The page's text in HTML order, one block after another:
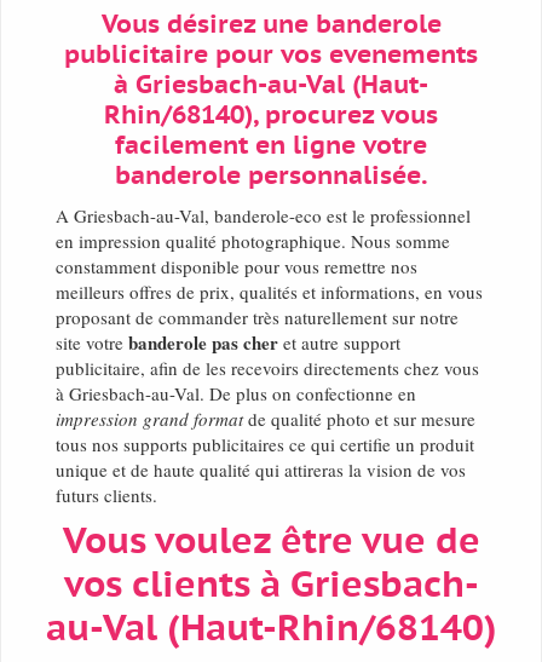
Vous désirez une banderole
publicitaire pour vos evenements
à Griesbach-au-Val (Haut-
Rhin/68140), procurez vous
facilement en ligne votre
banderole personnalisée.
A Griesbach-au-Val, banderole-eco est le professionnel
en impression qualité photographique. Nous somme
constamment disponible pour vous remettre nos
meilleurs offres de prix, qualités et informations, en vous
proposant de commander très naturellement sur notre
site votre banderole pas cher et autre support
publicitaire, afin de les recevoirs directements chez vous
à Griesbach-au-Val. De plus on confectionne en
impression grand formatde qualité photo et sur mesure
tous nos supports publicitaires ce qui certifie un produit
unique et de haute qualité qui attireras la vision de vos
futurs clients.
Vous voulez être vue de
vos clients à Griesbach-
au-Val (Haut-Rhin/68140)